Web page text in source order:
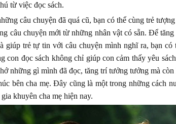
từ việc đọc sách.
câu chuyện đã quá cũ, bạn có thể cùng trẻ
câu chuyện mới từ những nhân vật có sẵn. Để
giúp trẻ tự tin với câu chuyện mình nghĩ ra, bạn có
con đọc sách không chỉ giúp con cảm thấy yêu
những gì mình đã đọc, tăng trí tưởng tưởng mà còn
bên cha mẹ. Đây cũng là một trong những cách
khuyên cha mẹ hiện nay.